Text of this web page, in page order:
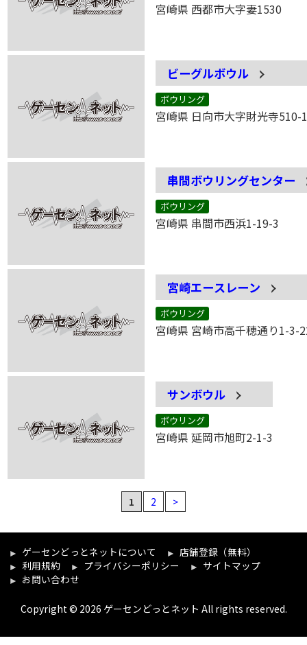
宮崎県 西都市大字妻1530
ビーグルボウル
ボウリング
宮崎県 日向市大字財光寺510-
串間ボウリングセンター
ボウリング
宮崎県 串間市西浜1-19-3
宮崎エースレーン
ボウリング
宮崎県 宮崎市高千穂通り1-3-
サンボウル
ボウリング
宮崎県 延岡市旭町2-1-3
1 2 >
ゲーセンどっとネットについて
店舗登録（無料）
利用規約
プライバシーポリシー
サイトマップ
お問い合わせ
Copyright © 2026 ゲーセンどっとネット All rights reserved.